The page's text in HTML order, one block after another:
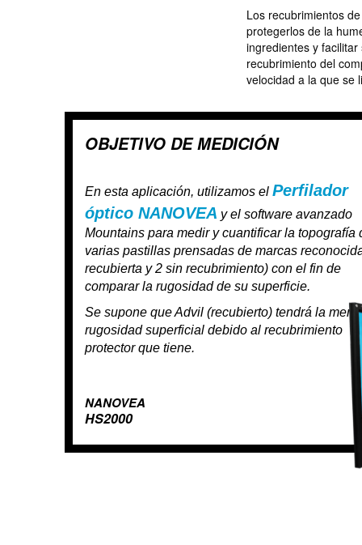
Los recubrimientos
protegerlos de la
ingredientes y
recubrimiento del
velocidad a la que se
OBJETIVO DE MEDICIÓN
En esta aplicación, utilizamos el Perfilador
óptico NANOVEA y el software avanzado
Mountains para medir y cuantificar la topografía
varias pastillas prensadas de marcas
recubierta y 2 sin recubrimiento) con el fin de
comparar la rugosidad de su superficie.
Se supone que Advil (recubierto) tendrá la
rugosidad superficial debido al recubrimiento
protector que tiene.
NANOVEA
HS2000